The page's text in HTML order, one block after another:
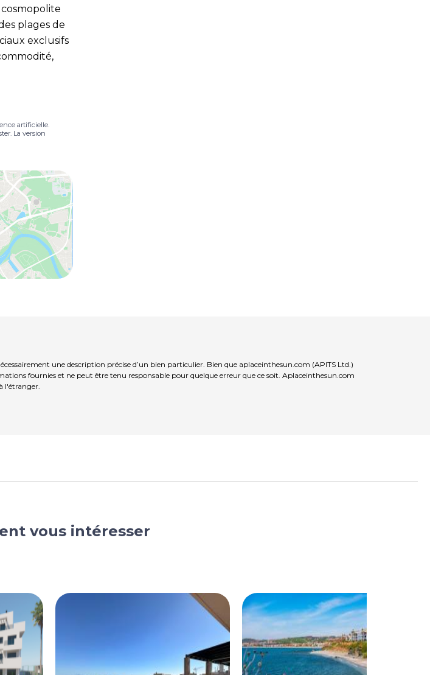
plages de
exclusifs
artificielle.
La version
une description précise d’un bien particulier. Bien que aplaceinthesun.com (APITS Ltd.)
fournies et ne peut être tenu responsable pour quelque erreur que ce soit. Aplaceinthesun.com
l'étranger.
vous intéresser